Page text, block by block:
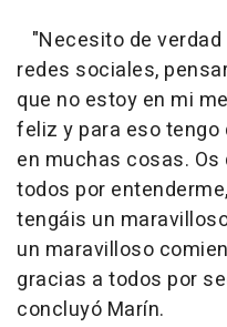
"Necesito de
redes sociales,
que no estoy en mi
feliz y para eso
en muchas cosas.
todos por
tengáis un
un maravilloso
gracias a todos por
concluyó Marín.